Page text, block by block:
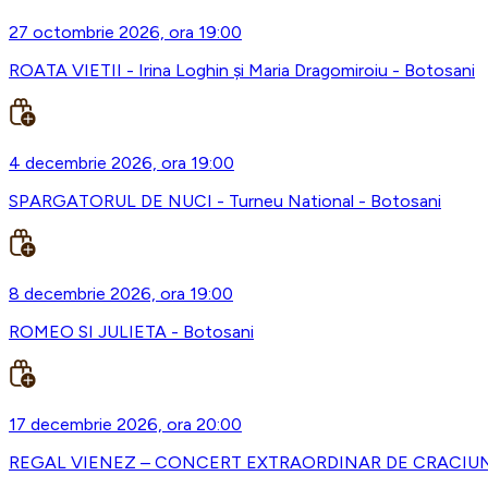
27 octombrie 2026, ora 19:00
ROATA VIETII - Irina Loghin și Maria Dragomiroiu - Botosani
4 decembrie 2026, ora 19:00
SPARGATORUL DE NUCI - Turneu National - Botosani
8 decembrie 2026, ora 19:00
ROMEO SI JULIETA - Botosani
17 decembrie 2026, ora 20:00
REGAL VIENEZ – CONCERT EXTRAORDINAR DE